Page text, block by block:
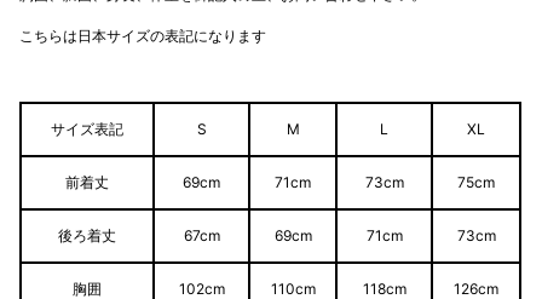
こちらは日本サイズの表記になります
サイズ表記 S M L XL
前着丈 69cm 71cm 73cm 75cm
後ろ着丈 67cm 69cm 71cm 73cm
胸囲 102cm 110cm 118cm 126cm